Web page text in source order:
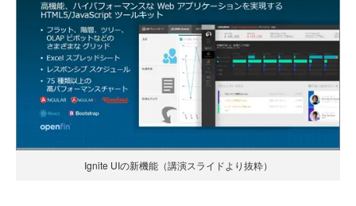
Ignite UIの新機能（講演スライドより抜粋）